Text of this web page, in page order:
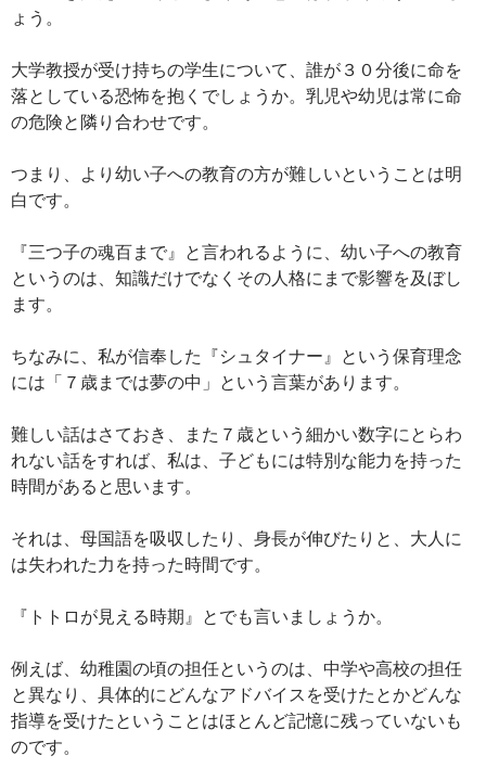
ょう。
大学教授が受け持ちの学生について、誰が３０分後に命を
落としている恐怖を抱くでしょうか。乳児や幼児は常に命
の危険と隣り合わせです。
つまり、より幼い子への教育の方が難しいということは明
白です。
『三つ子の魂百まで』と言われるように、幼い子への教育
というのは、知識だけでなくその人格にまで影響を及ぼし
ます。
ちなみに、私が信奉した『シュタイナー』という保育理念
には「７歳までは夢の中」という言葉があります。
難しい話はさておき、また７歳という細かい数字にとらわ
れない話をすれば、私は、子どもには特別な能力を持った
時間があると思います。
それは、母国語を吸収したり、身長が伸びたりと、大人に
は失われた力を持った時間です。
『トトロが見える時期』とでも言いましょうか。
例えば、幼稚園の頃の担任というのは、中学や高校の担任
と異なり、具体的にどんなアドバイスを受けたとかどんな
指導を受けたということはほとんど記憶に残っていないも
のです。